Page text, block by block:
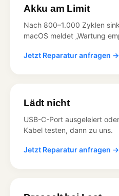
Akku am Limit
Nach 800–1.000 Zyklen
macOS meldet „Wartung
Jetzt Reparatur anfragen →
Lädt nicht
USB-C-Port ausgeleiert
Kabel testen, dann zu uns.
Jetzt Reparatur anfragen →